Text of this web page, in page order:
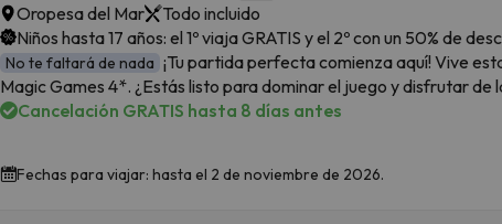
Oropesa del Mar
Todo incluido
Niños hasta 17 años: el 1º viaja GRATIS y el 2º con un 50% de
No te faltará de nada ¡Tu partida perfecta comienza aquí! Vive
Magic Games 4*. ¿Estás listo para dominar el juego y disfrutar de
Cancelación GRATIS hasta 8 días antes
Fechas para viajar: hasta el 2 de noviembre de 2026.